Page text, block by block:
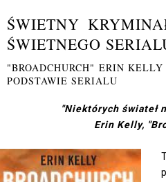
ŚWIETNY
ŚWIETNEGO
"BROADCHURCH" ERIN
PODSTAWIE SERIALU
"Niektórych świateł
Erin Kelly,